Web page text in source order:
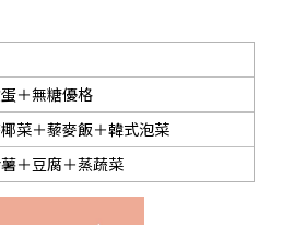
＋無糖優格
菜＋藜麥飯＋韓式泡菜
＋豆腐＋蒸蔬菜